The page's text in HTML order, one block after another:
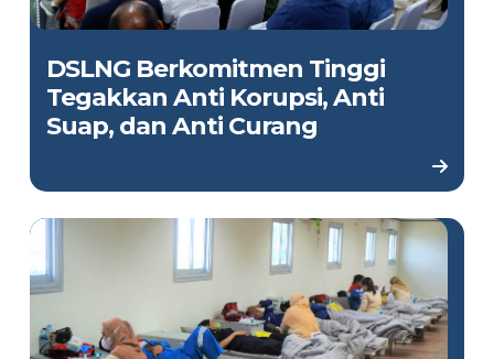
DSLNG Berkomitmen Tinggi
Tegakkan Anti Korupsi, Anti
Suap, dan Anti Curang